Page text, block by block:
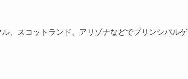
、スコットランド、アリゾナなどでプリンシパルゲ